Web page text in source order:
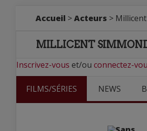
Accueil >Acteurs >
MILLICENT
Inscrivez-vous et/ou connectez-
FILMS/SÉRIES NEWS